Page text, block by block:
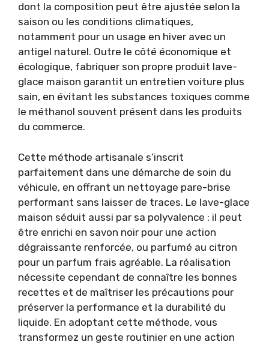
dont la composition peut être ajustée selon la
saison ou les conditions climatiques,
notamment pour un usage en hiver avec un
antigel naturel. Outre le côté économique et
écologique, fabriquer son propre produit lave-
glace maison garantit un entretien voiture plus
sain, en évitant les substances toxiques comme
le méthanol souvent présent dans les produits
du commerce.
Cette méthode artisanale s’inscrit
parfaitement dans une démarche de soin du
véhicule, en offrant un nettoyage pare-brise
performant sans laisser de traces. Le lave-glace
maison séduit aussi par sa polyvalence : il peut
être enrichi en savon noir pour une action
dégraissante renforcée, ou parfumé au citron
pour un parfum frais agréable. La réalisation
nécessite cependant de connaître les bonnes
recettes et de maîtriser les précautions pour
préserver la performance et la durabilité du
liquide. En adoptant cette méthode, vous
transformez un geste routinier en une action